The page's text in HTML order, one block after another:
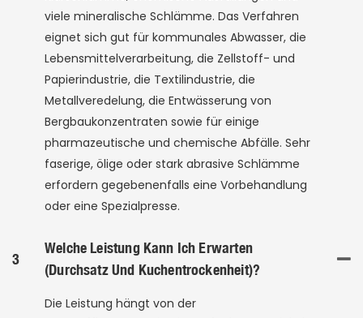
viele mineralische Schlämme. Das Verfahren
eignet sich gut für kommunales Abwasser, die
Lebensmittelverarbeitung, die Zellstoff- und
Papierindustrie, die Textilindustrie, die
Metallveredelung, die Entwässerung von
Bergbaukonzentraten sowie für einige
pharmazeutische und chemische Abfälle. Sehr
faserige, ölige oder stark abrasive Schlämme
erfordern gegebenenfalls eine Vorbehandlung
oder eine Spezialpresse.
3
Welche Leistung Kann Ich Erwarten
(Durchsatz Und Kuchentrockenheit)?
Die Leistung hängt von der